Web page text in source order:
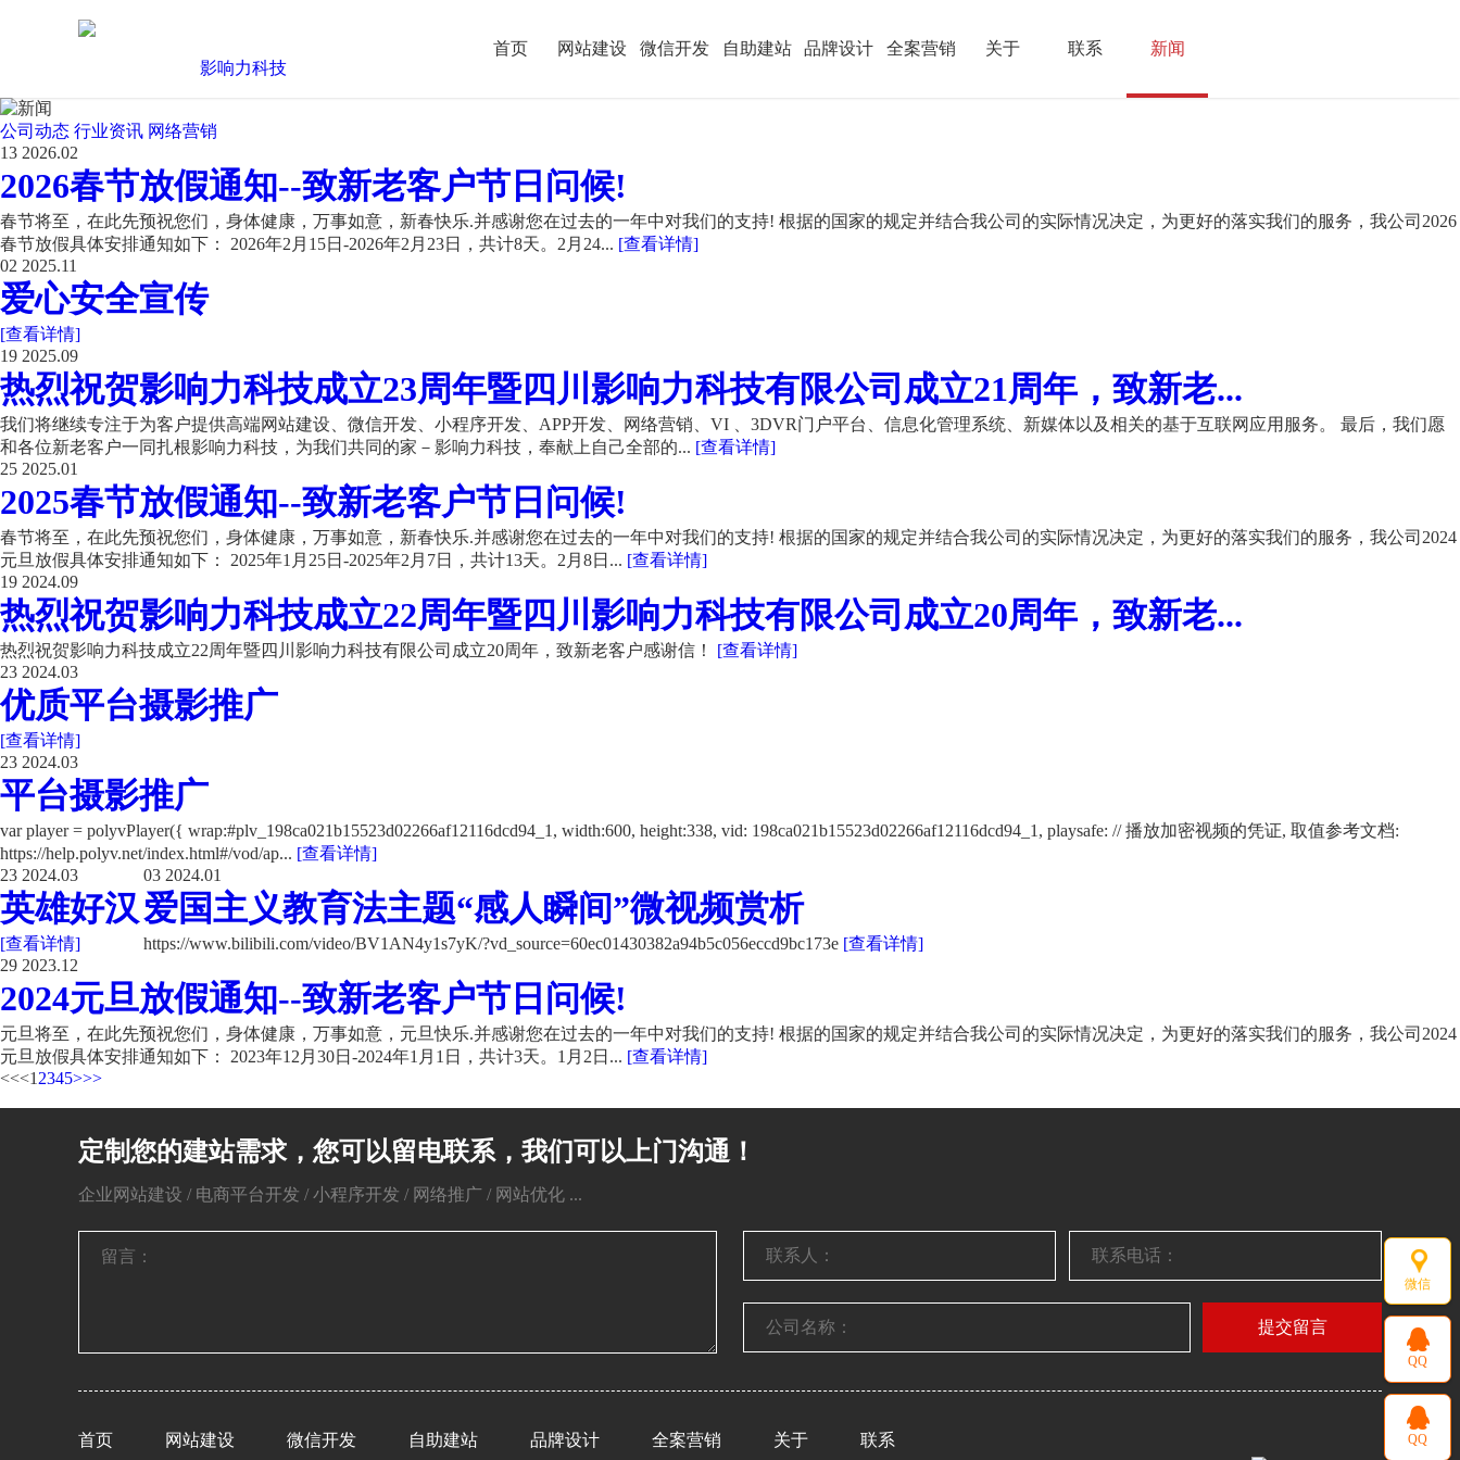
首页 网站建设 微信开发 自助建站 品牌设计 全案营销 关于 联系 新闻
公司动态 行业资讯 网络营销
13 2026.02
2026春节放假通知--致新老客户节日问候!
春节将至，在此先预祝您们，身体健康，万事如意，新春快乐.并感谢您在过去的一年中对我们的支持! 根据的国家的规定并结合我公司的实际情况决定，为更好的落实我们的服务，我公司2026
春节放假具体安排通知如下： 2026年2月15日-2026年2月23日，共计8天。2月24... [查看详情]
02 2025.11
爱心安全宣传
[查看详情]
19 2025.09
热烈祝贺影响力科技成立23周年暨四川影响力科技有限公司成立21周年，致新老...
我们将继续专注于为客户提供高端网站建设、微信开发、小程序开发、APP开发、网络营销、VI 、3DVR门户平台、信息化管理系统、新媒体以及相关的基于互联网应用服务。 最后，我们愿
和各位新老客户一同扎根影响力科技，为我们共同的家－影响力科技，奉献上自己全部的... [查看详情]
25 2025.01
2025春节放假通知--致新老客户节日问候!
春节将至，在此先预祝您们，身体健康，万事如意，新春快乐.并感谢您在过去的一年中对我们的支持! 根据的国家的规定并结合我公司的实际情况决定，为更好的落实我们的服务，我公司2024
元旦放假具体安排通知如下： 2025年1月25日-2025年2月7日，共计13天。2月8日... [查看详情]
19 2024.09
热烈祝贺影响力科技成立22周年暨四川影响力科技有限公司成立20周年，致新老...
热烈祝贺影响力科技成立22周年暨四川影响力科技有限公司成立20周年，致新老客户感谢信！ [查看详情]
23 2024.03
优质平台摄影推广
[查看详情]
23 2024.03
平台摄影推广
var player = polyvPlayer({ wrap:#plv_198ca021b15523d02266af12116dcd94_1, width:600, height:338, vid: 198ca021b15523d02266af12116dcd94_1, playsafe: // 播放加密视频的凭证, 取值参考文档:
https://help.polyv.net/index.html#/vod/ap... [查看详情]
23 2024.03
英雄好汉
[查看详情]
03 2024.01
爱国主义教育法主题“感人瞬间”微视频赏析
https://www.bilibili.com/video/BV1AN4y1s7yK/?vd_source=60ec01430382a94b5c056eccd9bc173e [查看详情]
29 2023.12
2024元旦放假通知--致新老客户节日问候!
元旦将至，在此先预祝您们，身体健康，万事如意，元旦快乐.并感谢您在过去的一年中对我们的支持! 根据的国家的规定并结合我公司的实际情况决定，为更好的落实我们的服务，我公司2024
元旦放假具体安排通知如下： 2023年12月30日-2024年1月1日，共计3天。1月2日... [查看详情]
<<<1 2345>>>
定制您的建站需求，您可以留电联系，我们可以上门沟通！
企业网站建设 / 电商平台开发 / 小程序开发 / 网络推广 / 网站优化 ...
提交留言
首页 网站建设 微信开发 自助建站 品牌设计 全案营销 关于 联系
QQ
QQ
微信